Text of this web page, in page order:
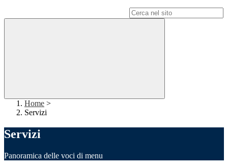
Home >
Servizi
Servizi
Panoramica delle voci di menu